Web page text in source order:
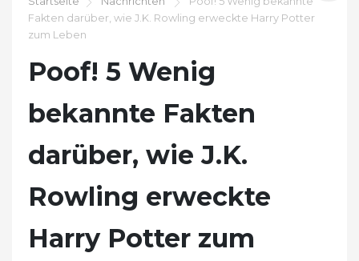
Fakten darüber, wie J.K. Rowling erweckte Harry Potter
zum Leben
Poof! 5 Wenig
bekannte Fakten
darüber, wie J.K.
Rowling erweckte
Harry Potter zum